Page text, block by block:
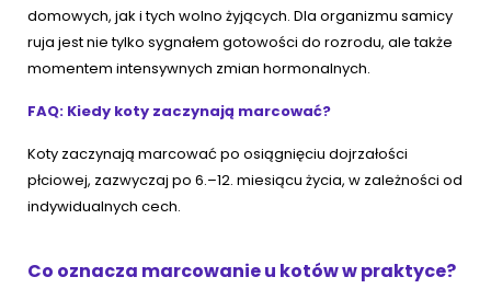
domowych, jak i tych wolno żyjących. Dla organizmu samicy
ruja jest nie tylko sygnałem gotowości do rozrodu, ale także
momentem intensywnych zmian hormonalnych.
FAQ: Kiedy koty zaczynają marcować?
Koty zaczynają marcować po osiągnięciu dojrzałości
płciowej, zazwyczaj po 6.–12. miesiącu życia, w zależności od
indywidualnych cech.
Co oznacza marcowanie u kotów w praktyce?